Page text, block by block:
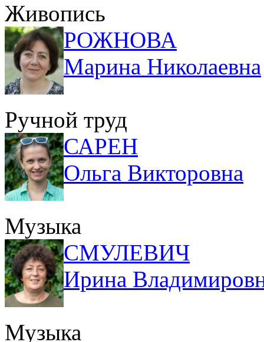
Живопись
РОЖНОВА
Марина Николаевна
Ручной труд
САРЕН
Ольга Викторовна
Музыка
СМУЛЕВИЧ
Ирина
Музыка